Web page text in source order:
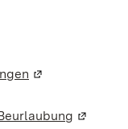
in einem neuen
(Wird in einem
Fenster
(Wird in